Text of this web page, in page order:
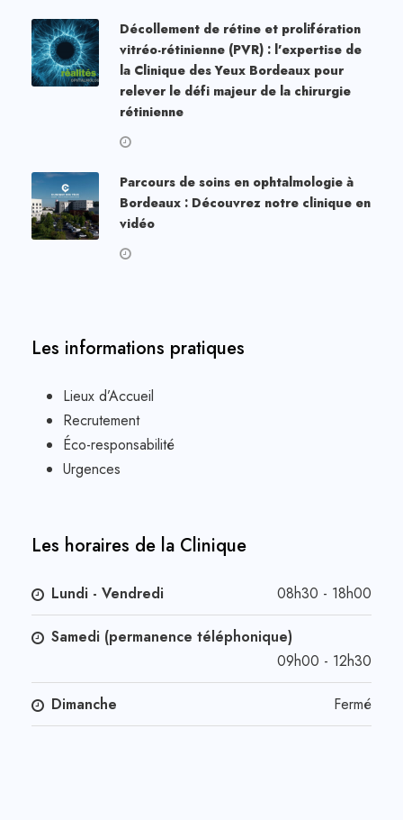
Décollement de rétine et prolifération
vitréo-rétinienne (PVR) : l’expertise de
la Clinique des Yeux Bordeaux pour
relever le défi majeur de la chirurgie
rétinienne
Parcours de soins en ophtalmologie à
Bordeaux : Découvrez notre clinique en
vidéo
Les informations pratiques
Lieux d’Accueil
Recrutement
Éco-responsabilité
Urgences
Les horaires de la Clinique
Lundi - Vendredi 08h30 - 18h00
Samedi (permanence téléphonique)
09h00 - 12h30
Dimanche Fermé